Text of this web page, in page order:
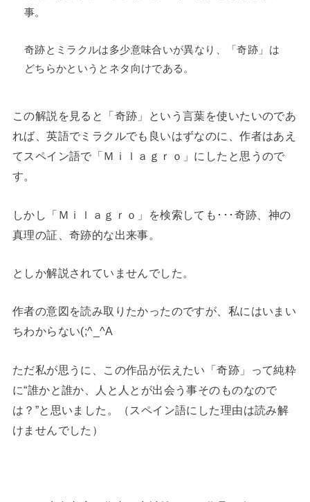
事。
奇跡とミラクルは多少意味合いが異なり、「奇跡」は
どちらかというとネタ向けである。
この解説を見ると「奇跡」という言葉を使いたいのであ
れば、英語でミラクルでも良いはずなのに、作者はあえ
てスペイン語で「Ｍｉｌａｇｒｏ」にしたと思うので
す。
しかし「Ｍｉｌａｇｒｏ」を検索しても･･･奇跡、神の
真理の証、奇跡的な出来事。
としか解説されていませんでした。
作者の意図を読み取りたかったのですが、私にはいまい
ちわからない(;^_^A
ただ私が思うに、この作品が伝えたい「奇跡」って純粋
に“誰かと誰か、人と人とが出会う事そのものなので
は？”と思いました。（スペイン語にした理由は読み解
けませんでした）